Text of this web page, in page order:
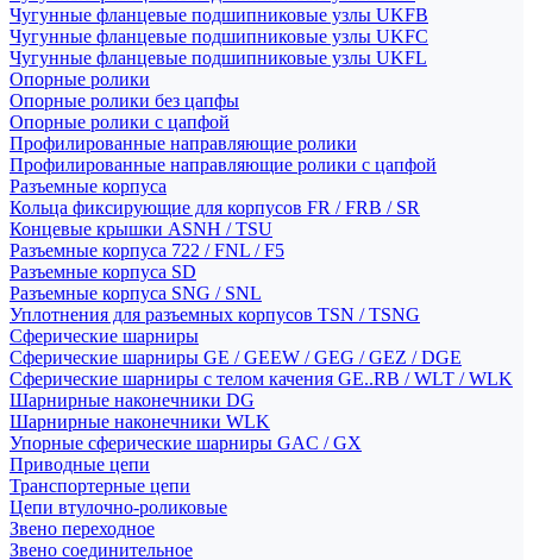
Чугунные фланцевые подшипниковые узлы UKFB
Чугунные фланцевые подшипниковые узлы UKFC
Чугунные фланцевые подшипниковые узлы UKFL
Опорные ролики
Опорные ролики без цапфы
Опорные ролики с цапфой
Профилированные направляющие ролики
Профилированные направляющие ролики с цапфой
Разъемные корпуса
Кольца фиксирующие для корпусов FR / FRB / SR
Концевые крышки ASNH / TSU
Разъемные корпуса 722 / FNL / F5
Разъемные корпуса SD
Разъемные корпуса SNG / SNL
Уплотнения для разъемных корпусов TSN / TSNG
Сферические шарниры
Сферические шарниры GE / GEEW / GEG / GEZ / DGE
Сферические шарниры с телом качения GE..RB / WLT / WLK
Шарнирные наконечники DG
Шарнирные наконечники WLK
Упорные сферические шарниры GAC / GX
Приводные цепи
Транспортерные цепи
Цепи втулочно-роликовые
Звено переходное
Звено соединительное